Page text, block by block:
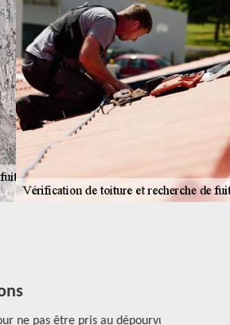
pas être pris au dépourvu